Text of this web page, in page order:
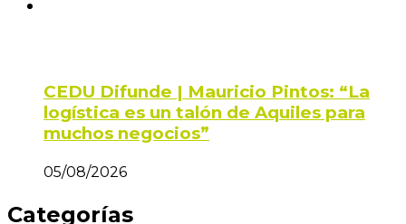
CEDU Difunde | Mauricio Pintos: “La
logística es un talón de Aquiles para
muchos negocios”
05/08/2026
Categorías